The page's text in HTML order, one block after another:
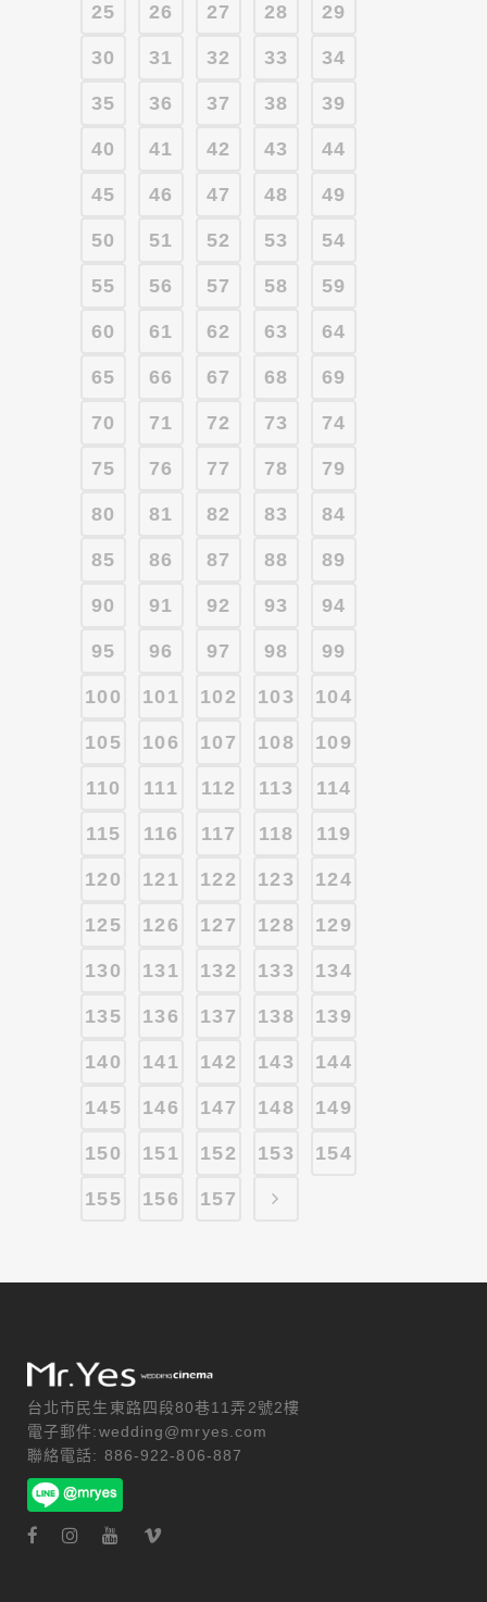
25 26 27 28 29
30 31 32 33 34
35 36 37 38 39
40 41 42 43 44
45 46 47 48 49
50 51 52 53 54
55 56 57 58 59
60 61 62 63 64
65 66 67 68 69
70 71 72 73 74
75 76 77 78 79
80 81 82 83 84
85 86 87 88 89
90 91 92 93 94
95 96 97 98 99
100 101 102 103 104
105 106 107 108 109
110 111 112 113 114
115 116 117 118 119
120 121 122 123 124
125 126 127 128 129
130 131 132 133 134
135 136 137 138 139
140 141 142 143 144
145 146 147 148 149
150 151 152 153 154
155 156 157
台北市民生東路四段80巷11弄2號2樓
電子郵件:wedding@mryes.com
聯絡電話: 886-922-806-887